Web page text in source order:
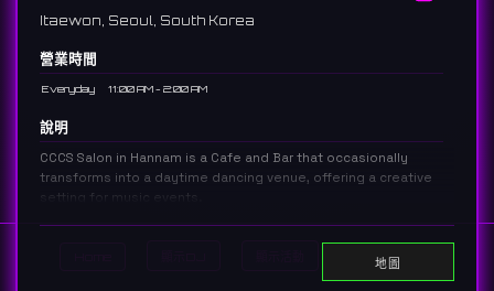
Search
Itaewon, Seoul, South Korea
營業時間
Everyday 11:00 AM - 2:00 AM
說明
CCCS Salon in Hannam is a Cafe and Bar that occasionally
transforms into a daytime dancing venue, offering a creative
setting for music events.
한남동에 위치한 CCCS 살롱은 낮에는 차분한 카페와 바로 운영되지만, 때때로
낮 시간의 댄스 베뉴로 변모하는 다목적 공간입니다. 예술적인 분위기 속에서 음악
地圖